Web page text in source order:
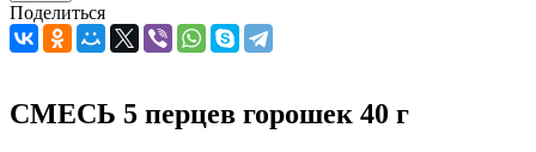
Поделиться
СМЕСЬ 5 перцев горошек 40 г